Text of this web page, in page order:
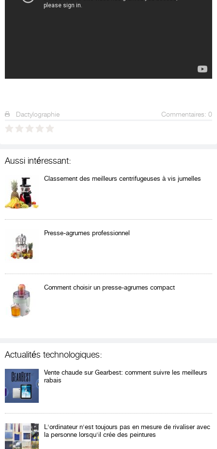
Dactylographie Commentaires: 0
Aussi intéressant:
Classement des meilleurs centrifugeuses à vis jumelles
Presse-agrumes professionnel
Comment choisir un presse-agrumes compact
Actualités technologiques:
Vente chaude sur Gearbest: comment suivre les meilleurs
rabais
L'ordinateur n'est toujours pas en mesure de rivaliser avec
la personne lorsqu'il crée des peintures